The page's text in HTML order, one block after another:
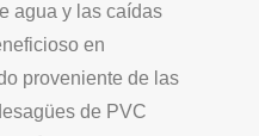
agua y las caídas
en
proveniente de las
de PVC